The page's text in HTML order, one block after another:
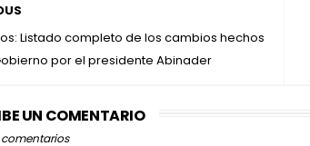
Listado completo de los cambios hechos
por el presidente Abinader
UN COMENTARIO